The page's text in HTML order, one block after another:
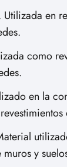
en
como
en la
y